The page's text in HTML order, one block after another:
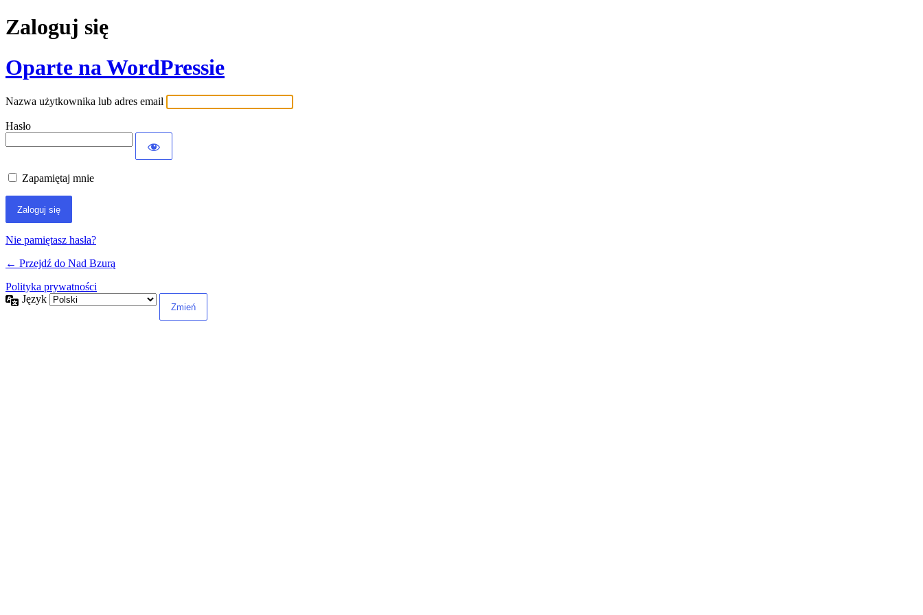
Zaloguj się
Oparte na WordPressie
Nazwa użytkownika lub adres email
Hasło
Zapamiętaj mnie
Nie pamiętasz hasła?
← Przejdź do Nad Bzurą
Polityka prywatności
Język